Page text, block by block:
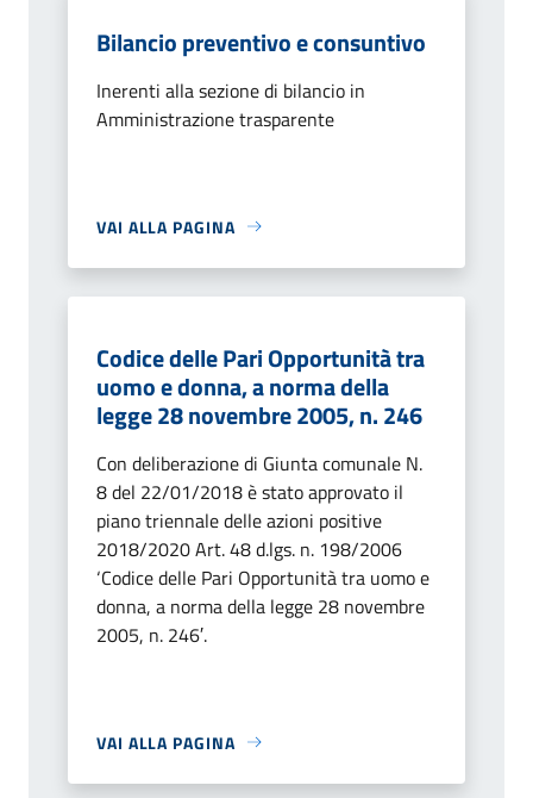
Bilancio preventivo e consuntivo
Inerenti alla sezione di bilancio in
Amministrazione trasparente
VAI ALLA PAGINA
Codice delle Pari Opportunità tra
uomo e donna, a norma della
legge 28 novembre 2005, n. 246
Con deliberazione di Giunta comunale N.
8 del 22/01/2018 è stato approvato il
piano triennale delle azioni positive
2018/2020 Art. 48 d.lgs. n. 198/2006
‘Codice delle Pari Opportunità tra uomo e
donna, a norma della legge 28 novembre
2005, n. 246′.
VAI ALLA PAGINA